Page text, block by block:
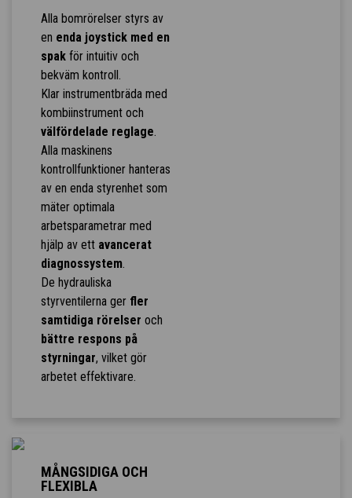
Alla bomrörelser styrs av
en enda joystick med en
spakför intuitiv och
bekväm kontroll.
Klar instrumentbräda med
kombiinstrument och
välfördelade reglage.
Alla maskinens
kontrollfunktioner hanteras
av en enda styrenhet som
mäter optimala
arbetsparametrar med
hjälp av ett avancerat
diagnossystem.
De hydrauliska
styrventilerna ger fler
samtidiga rörelser och
bättre respons på
styrningar, vilket gör
arbetet effektivare.
MÅNGSIDIGA OCH
FLEXIBLA